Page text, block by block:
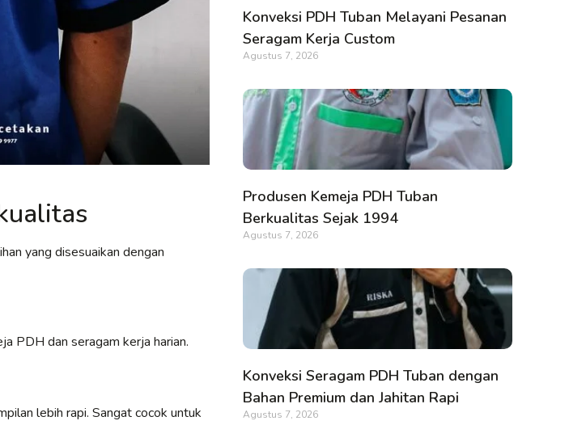
yang disesuaikan dengan
PDH dan seragam kerja harian.
lebih rapi. Sangat cocok untuk
Konveksi PDH Tuban Melayani Pesanan
Seragam Kerja Custom
Agustus 7, 2026
Produsen Kemeja PDH Tuban
Berkualitas Sejak 1994
Agustus 7, 2026
Konveksi Seragam PDH Tuban dengan
Bahan Premium dan Jahitan Rapi
Agustus 7, 2026